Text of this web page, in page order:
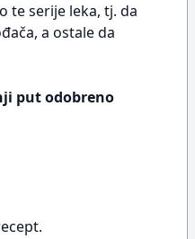
te serije leka, tj. da
a ostale da
put odobreno